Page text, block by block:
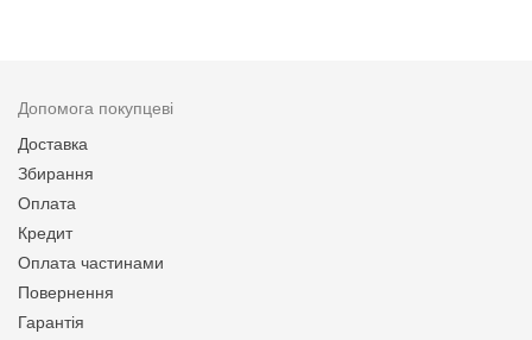
Допомога покупцеві
Доставка
Збирання
Оплата
Кредит
Оплата частинами
Повернення
Гарантія